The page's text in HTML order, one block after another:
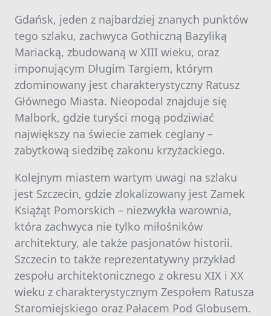
Gdańsk, jeden z najbardziej znanych punktów
tego szlaku, zachwyca Gothiczną Bazyliką
Mariacką, zbudowaną w XIII wieku, oraz
imponującym Długim Targiem, którym
zdominowany jest charakterystyczny Ratusz
Głównego Miasta. Nieopodal znajduje się
Malbork, gdzie turyści mogą podziwiać
największy na świecie zamek ceglany –
zabytkową siedzibę zakonu krzyżackiego.
Kolejnym miastem wartym uwagi na szlaku
jest Szczecin, gdzie zlokalizowany jest Zamek
Książąt Pomorskich – niezwykła warownia,
która zachwyca nie tylko miłośników
architektury, ale także pasjonatów historii.
Szczecin to także reprezentatywny przykład
zespołu architektonicznego z okresu XIX i XX
wieku z charakterystycznym Zespołem Ratusza
Staromiejskiego oraz Pałacem Pod Globusem.